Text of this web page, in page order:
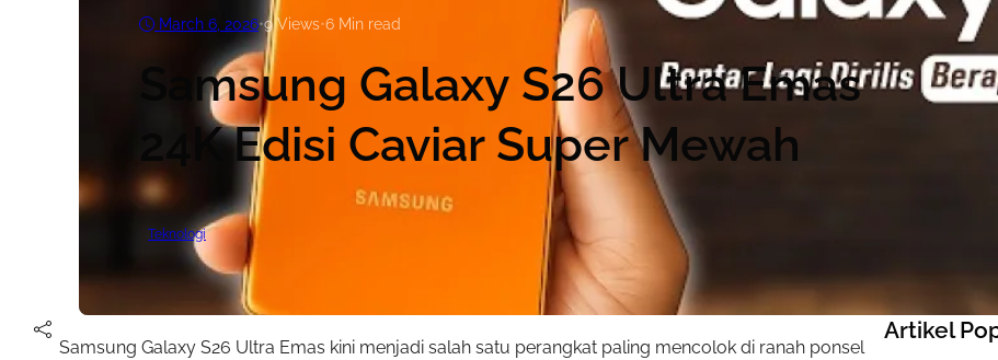
March 6, 2026•9Views•6 Min read
Samsung Galaxy S26 Ultra Emas
24K Edisi Caviar Super Mewah
Teknologi
Samsung Galaxy S26 Ultra Emas kini menjadi salah satu perangkat paling mencolok di ranah ponsel
Artikel